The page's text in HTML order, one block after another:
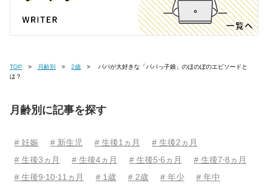
TOP 月齢別 2歳
は？
月齢別に記事を探す
# 妊娠 # 新生児 # 生後1ヵ月
# 生後2ヵ月
# 生後3ヵ月
# 生後4ヵ月 # 生後5⋅6ヵ月
# 生後7⋅8ヵ月
# 生後9⋅10⋅11ヵ月
# 1歳 # 2歳 # 年少
# 年中